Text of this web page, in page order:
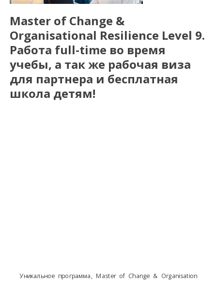
Master of Change &
Organisational Resilience Level 9.
Работа full-time во время
учебы, а так же рабочая виза
для партнера и бесплатная
школа детям!
Уникальное программа, Master of Change & Organisation